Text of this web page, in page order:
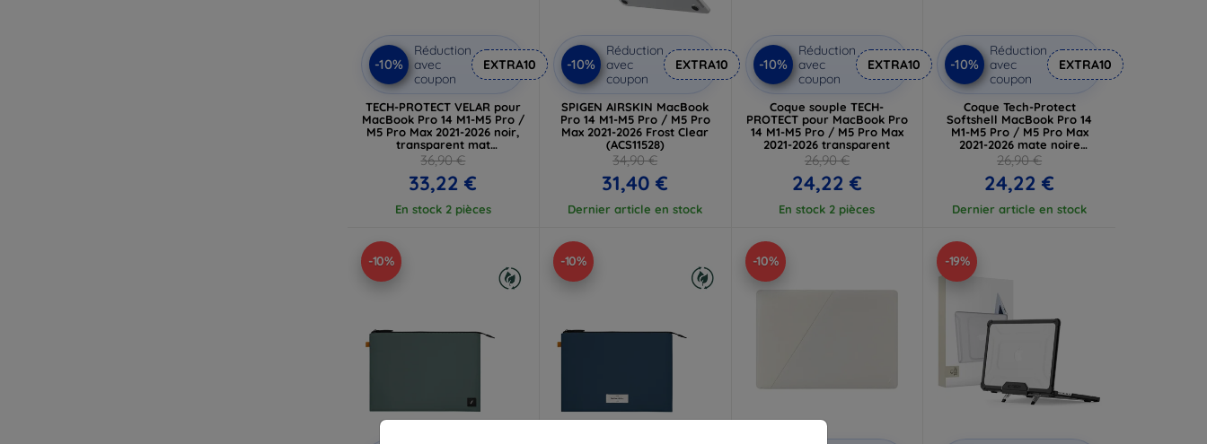
-10%
Réduction
avec
coupon
EXTRA10
TECH-PROTECT VELAR pour
MacBook Pro 14 M1-M5 Pro /
M5 Pro Max 2021-2026 noir,
transparent mat
(5906302324514)
36,90 €
33,22 €
En stock 2 pièces
-10%
Réduction
avec
coupon
EXTRA10
SPIGEN AIRSKIN MacBook
Pro 14 M1-M5 Pro / M5 Pro
Max 2021-2026 Frost Clear
(ACS11528)
34,90 €
31,40 €
Dernier article en stock
-10%
Réduction
avec
coupon
EXTRA10
Coque souple TECH-
PROTECT pour MacBook Pro
14 M1-M5 Pro / M5 Pro Max
2021-2026 transparent
26,90 €
24,22 €
En stock 2 pièces
-10%
Réduction
avec
coupon
EXTRA10
Coque Tech-Protect
Softshell MacBook Pro 14
M1-M5 Pro / M5 Pro Max
2021-2026 mate noire
(5906302323029)
26,90 €
24,22 €
Dernier article en stock
-10% -10% -10% -19%